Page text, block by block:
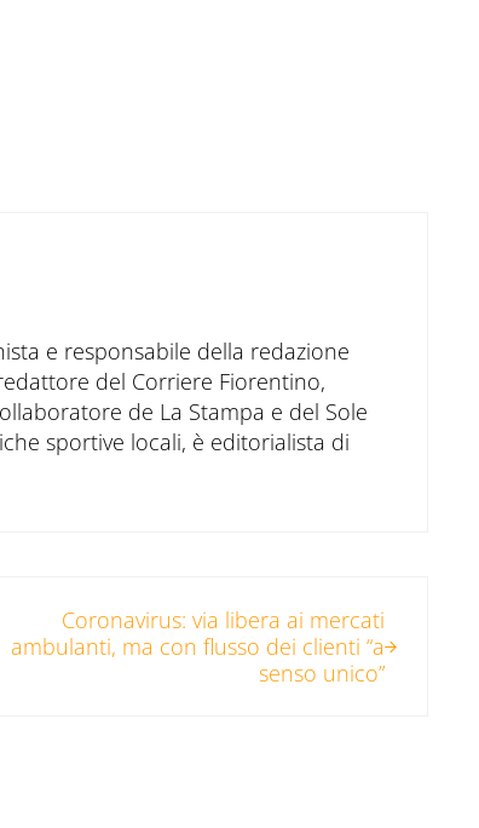
e responsabile della redazione
del Corriere Fiorentino,
de La Stampa e del Sole
sportive locali, è editorialista di
Coronavirus: via libera ai mercati
ambulanti, ma con flusso dei clienti “a
senso unico”